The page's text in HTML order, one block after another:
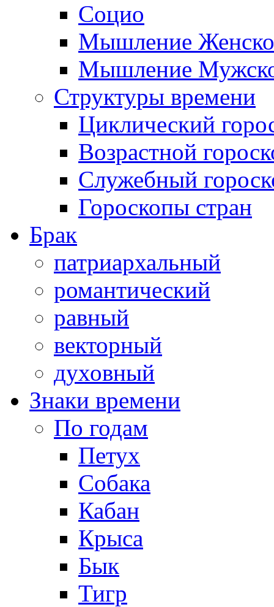
Социо
Мышление
Мышление
Структуры времени
Циклический
Возрастной
Служебный
Гороскопы стран
Брак
патриархальный
романтический
равный
векторный
духовный
Знаки времени
По годам
Петух
Собака
Кабан
Крыса
Бык
Тигр